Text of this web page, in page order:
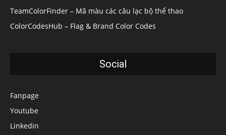
TeamColorFinder – Mã màu các câu lạc bộ thể thao
ColorCodesHub – Flag & Brand Color Codes
Social
Fanpage
Youtube
Linkedin